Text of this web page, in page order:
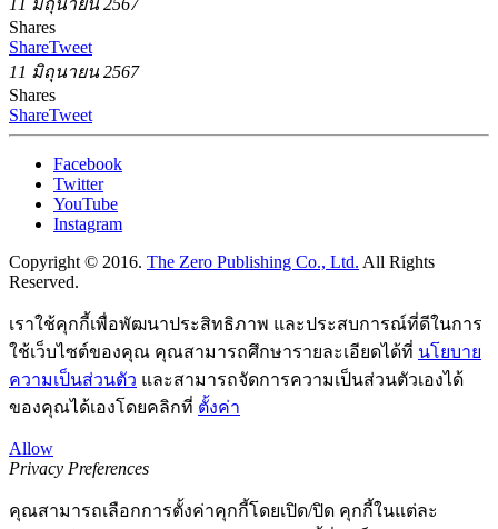
11 มิถุนายน 2567
Shares
ShareTweet
11 มิถุนายน 2567
Shares
ShareTweet
Facebook
Twitter
YouTube
Instagram
Copyright © 2016. The Zero Publishing Co., Ltd. All Rights
Reserved.
เราใช้คุกกี้เพื่อพัฒนาประสิทธิภาพ และประสบการณ์ที่ดีในการ
ใช้เว็บไซต์ของคุณ คุณสามารถศึกษารายละเอียดได้ที่ นโยบาย
ความเป็นส่วนตัว และสามารถจัดการความเป็นส่วนตัวเองได้
ของคุณได้เองโดยคลิกที่ ตั้งค่า
Allow
Privacy Preferences
คุณสามารถเลือกการตั้งค่าคุกกี้โดยเปิด/ปิด คุกกี้ในแต่ละ